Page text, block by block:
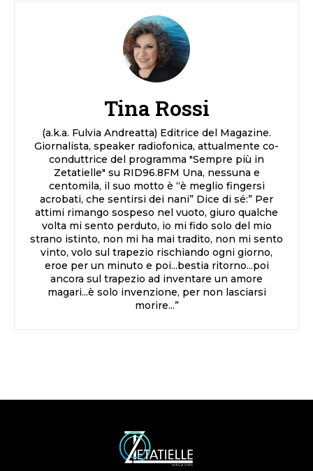
Tina Rossi
(a.k.a. Fulvia Andreatta) Editrice del Magazine.
Giornalista, speaker radiofonica, attualmente co-
conduttrice del programma "Sempre più in
Zetatielle" su RID96.8FM Una, nessuna e
centomila, il suo motto è “è meglio fingersi
acrobati, che sentirsi dei nani” Dice di sé:” Per
attimi rimango sospeso nel vuoto, giuro qualche
volta mi sento perduto, io mi fido solo del mio
strano istinto, non mi ha mai tradito, non mi sento
vinto, volo sul trapezio rischiando ogni giorno,
eroe per un minuto e poi...bestia ritorno...poi
ancora sul trapezio ad inventare un amore
magari...è solo invenzione, per non lasciarsi
morire...”